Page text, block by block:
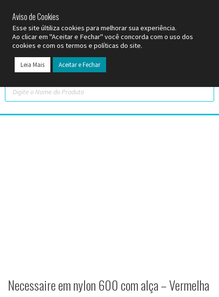
Necessaire em nylon 600 com alça – Vermelha
Aviso de Cookies
Esse site últiliza cookies para melhorar sua experiência.
Ao clicar em "Aceitar e Fechar" você concorda com o uso dos
cookies e com os termos e políticas do site.
Leia Mais Aceitar e Fechar